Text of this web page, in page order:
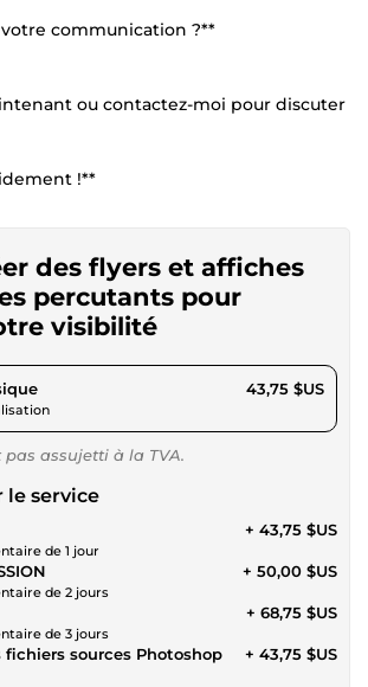
communication ?**
ou contactez-moi pour discuter
!**
des flyers et affiches
percutants pour
visibilité
pour 40,32 $US 43,75 $US
pas assujetti à la TVA.
le service
de 1 jour
+ 43,75 $US
de 2 jours
+ 50,00 $US
de 3 jours
+ 68,75 $US
fichiers sources Photoshop
+ 43,75 $US